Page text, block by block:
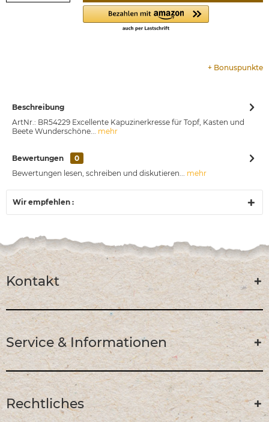
+ Bonuspunkte
Beschreibung
ArtNr.: BR54229 Excellente Kapuzinerkresse für Topf, Kasten und
Beete Wunderschöne... mehr
Bewertungen
0
Bewertungen lesen, schreiben und diskutieren... mehr
Wir empfehlen :
Kontakt
Service & Informationen
Rechtliches